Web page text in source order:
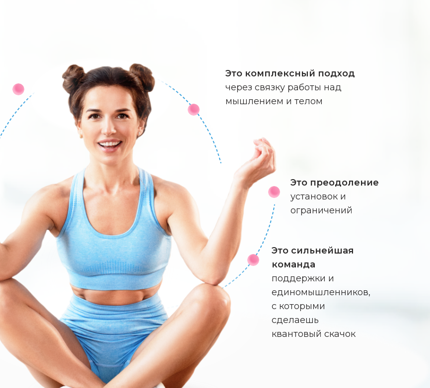
Это сильнейшая
команда
поддержки и
единомышленников,
с которыми
сделаешь
квантовый скачок
Это преодоление
установок и
ограничений
Это комплексный подход
через связку работы над
мышлением и телом